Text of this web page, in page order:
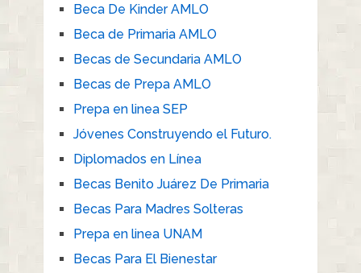
Beca De Kinder AMLO
Beca de Primaria AMLO
Becas de Secundaria AMLO
Becas de Prepa AMLO
Prepa en linea SEP
Jóvenes Construyendo el Futuro.
Diplomados en Línea
Becas Benito Juárez De Primaria
Becas Para Madres Solteras
Prepa en linea UNAM
Becas Para El Bienestar